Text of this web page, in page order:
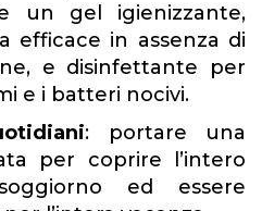
un gel igienizzante,
efficace in assenza di
e disinfettante per
e i batteri nocivi.
: portare una
per coprire l’intero
ed essere